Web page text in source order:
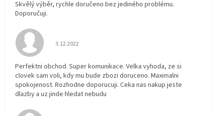
Skvělý výběr, rychle doručeno bez jediného problému.
Doporučuji.
Hodnocení obchodu je 5 z 5 hvězdiček.
3.12.2022
Perfektni obchod. Super komunikace. Velka vyhoda, ze si
clovek sam voli, kdy mu bude zbozi doruceno. Maximalni
spokojenost. Rozhodne doporucuji. Ceka nas nakup jeste
dlazby a uz jinde hledat nebudu